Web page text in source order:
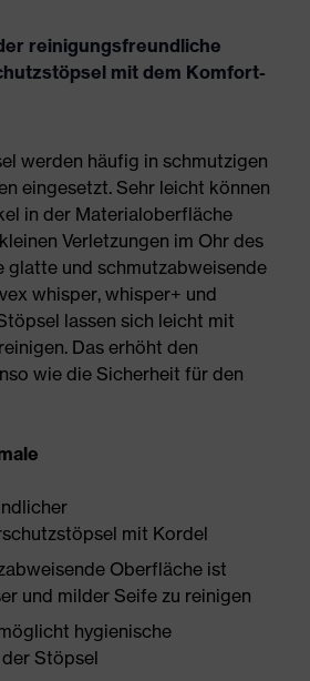
reinigungsfreundliche
mit dem Komfort-
werden häufig in schmutzigen
eingesetzt. Sehr leicht können
in der Materialoberfläche
Verletzungen im Ohr des
glatte und schmutzabweisende
whisper, whisper+ und
lassen sich leicht mit
Das erhöht den
wie die Sicherheit für den
mit Kordel
Oberfläche ist
und milder Seife zu reinigen
hygienische
Stöpsel